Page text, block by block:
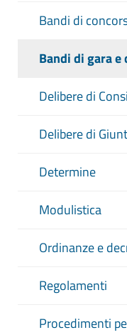
Bandi di
Bandi di gara
Delibere di
Delibere di
Determine
Modulistica
Ordinanze e
Regolamenti
Procedimenti